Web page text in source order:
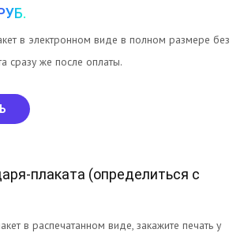
в электронном виде в полном размере без
сразу же после оплаты.
плаката (определиться с
в распечатанном виде, закажите печать у